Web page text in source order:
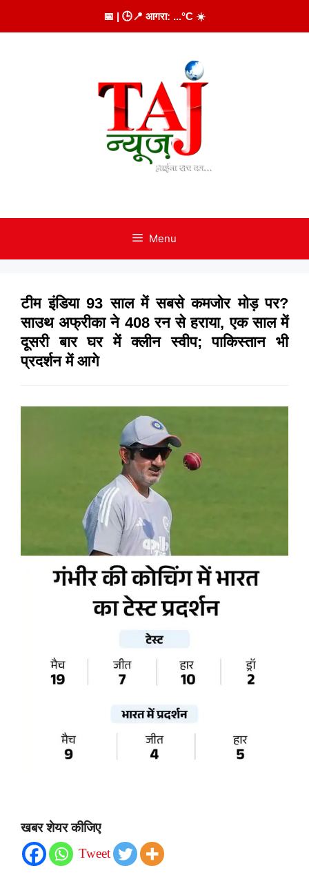
to
📅 | 🕒📍 आगरा: ...°C ☀️
Menu
टीम इंडिया 93 साल में सबसे कमजोर मोड़ पर?
साउथ अफ्रीका ने 408 रन से हराया, एक साल में
दूसरी बार घर में क्लीन स्वीप; पाकिस्तान भी
प्रदर्शन में आगे
खबर शेयर कीजिए
Tweet